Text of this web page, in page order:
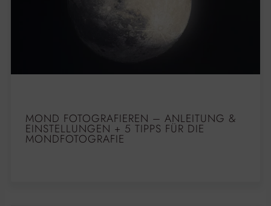
MOND FOTOGRAFIEREN – ANLEITUNG &
EINSTELLUNGEN + 5 TIPPS FÜR DIE
MONDFOTOGRAFIE